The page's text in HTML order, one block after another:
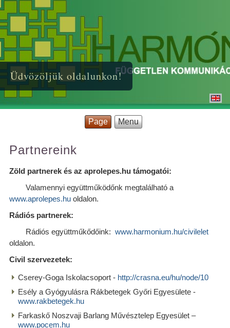
Üdvözöljük oldalunkon!
Page Menu
Partnereink
Zöld partnerek és az aprolepes.hu támogatói:
Valamennyi együttműködőnk megtalálható a
www.aprolepes.huoldalon.
Rádiós partnerek:
Rádiós együttműkődőink: www.harmonium.hu/civilelet
oldalon.
Civil szervezetek:
Cserey-Goga Iskolacsoport - http://crasna.eu/hu/node/10
Esély a Gyógyulásra Rákbetegek Győri Egyesülete -
www.rakbetegek.hu
Farkaskő Noszvaji Barlang Művésztelep Egyesület –
www.pocem.hu